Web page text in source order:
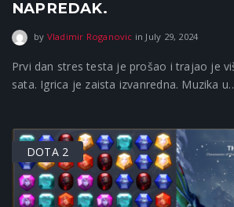
NAPREDAK.
by Vladimir Roganovic in July 29, 2024
Prvi dan stres testa je prošao i trajao je
sata. Igrica je zaista izvanredna. Muzika
DOTA 2